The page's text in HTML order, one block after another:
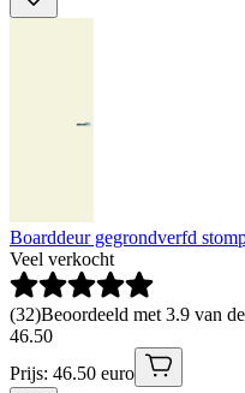
Boarddeur gegrondverfd
Veel verkocht
(32)Beoordeeld met 3.9 van
46.50
Prijs: 46.50 euro